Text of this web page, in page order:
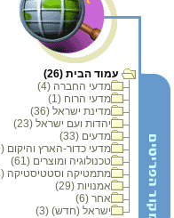
עמוד הבית (26)
מדעי החברה (4)
מדעי הרוח (1)
מדינת ישראל (36)
יהדות ועם ישראל (23)
מדעים (33)
מדעי כדור-הארץ והיקום (30)
טכנולוגיה ומוצרים (61)
מתמטיקה וסטטיסטיקה (48)
אמנויות (29)
אחר (6)
ישראל (חדש) (3)